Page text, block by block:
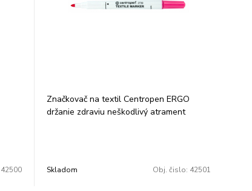
42500
Značkovač na textil Centropen ERGO
držanie zdraviu neškodlivý atrament
Skladom Obj. čislo: 42501